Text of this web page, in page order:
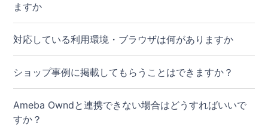
ますか
対応している利用環境・ブラウザは何がありますか
ショップ事例に掲載してもらうことはできますか？
Ameba Owndと連携できない場合はどうすればいいで
すか？